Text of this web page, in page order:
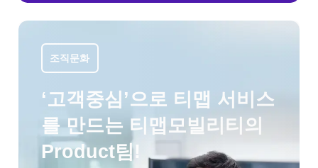
조직문화
‘고객중심’으로 티맵 서비스
를 만드는 티맵모빌리티의
Product팀!